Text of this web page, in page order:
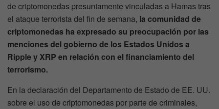
de criptomonedas presuntamente vinculadas a Hamas tras
el ataque terrorista del fin de semana, la comunidad de
criptomonedas ha expresado su preocupación por las
menciones del gobierno de los Estados Unidos a
Ripple y XRP en relación con el financiamiento del
terrorismo.
En la declaración del Departamento de Estado de EE. UU.
sobre el uso de criptomonedas por parte de criminales,